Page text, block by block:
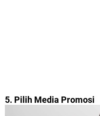
5. Pilih Media Promosi